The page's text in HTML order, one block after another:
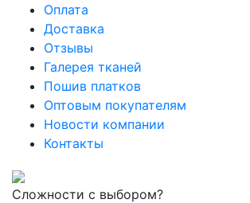
Оплата
Доставка
Отзывы
Галерея тканей
Пошив платков
Оптовым покупателям
Новости компании
Контакты
Сложности с выбором?